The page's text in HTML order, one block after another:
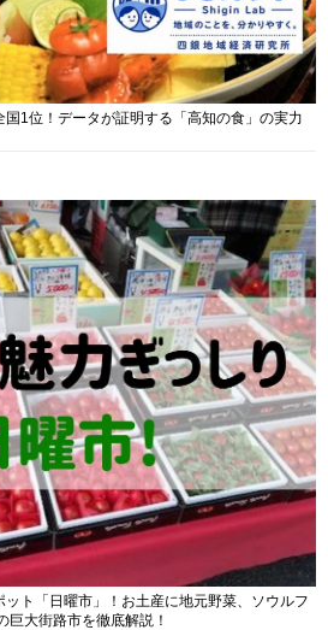
1位！データが証明する「高知の食」の実力
ト「日曜市」！お土産に地元野菜、ソウルフ
巨大街路市を徹底解説！